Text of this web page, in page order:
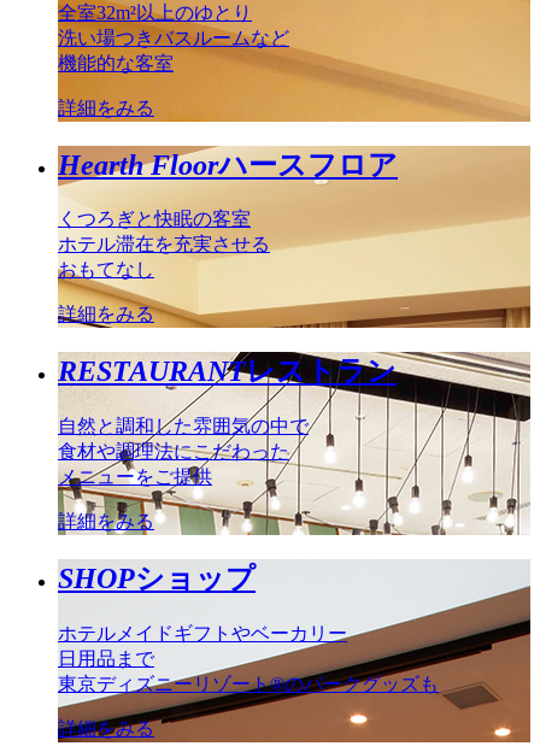
全室32m²以上のゆとり
洗い場つきバスルームなど
機能的な客室
詳細をみる
Hearth Floorハースフロア
くつろぎと快眠の客室
ホテル滞在を充実させる
おもてなし
詳細をみる
RESTAURANTレストラン
自然と調和した雰囲気の中で
食材や調理法にこだわった
メニューをご提供
詳細をみる
SHOPショップ
ホテルメイドギフトやベーカリー
日用品まで
東京ディズニーリゾート®のパークグッズも
詳細をみる